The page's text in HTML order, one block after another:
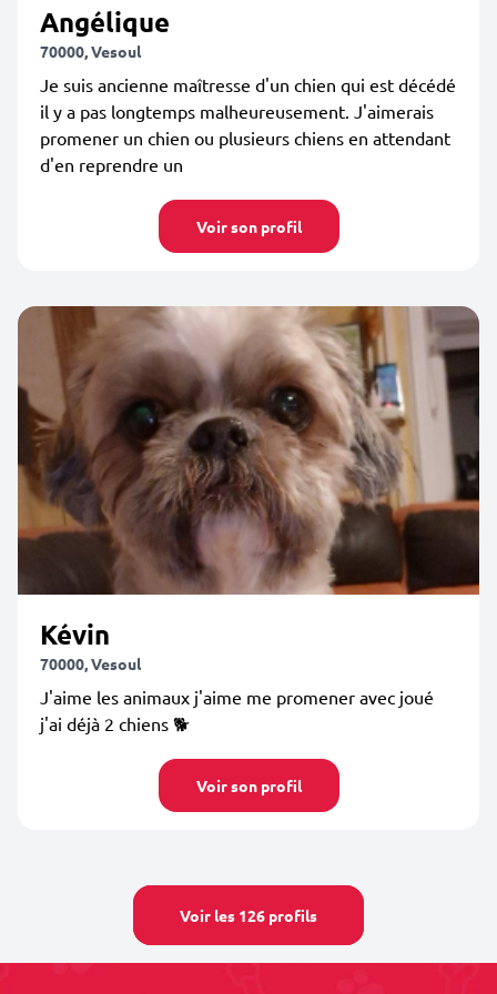
Angélique
70000, Vesoul
Je suis ancienne maîtresse d'un chien qui est décédé
il y a pas longtemps malheureusement. J'aimerais
promener un chien ou plusieurs chiens en attendant
d'en reprendre un
Voir son profil
Kévin
70000, Vesoul
J'aime les animaux j'aime me promener avec joué
j'ai déjà 2 chiens 🐕
Voir son profil
Voir les 126 profils